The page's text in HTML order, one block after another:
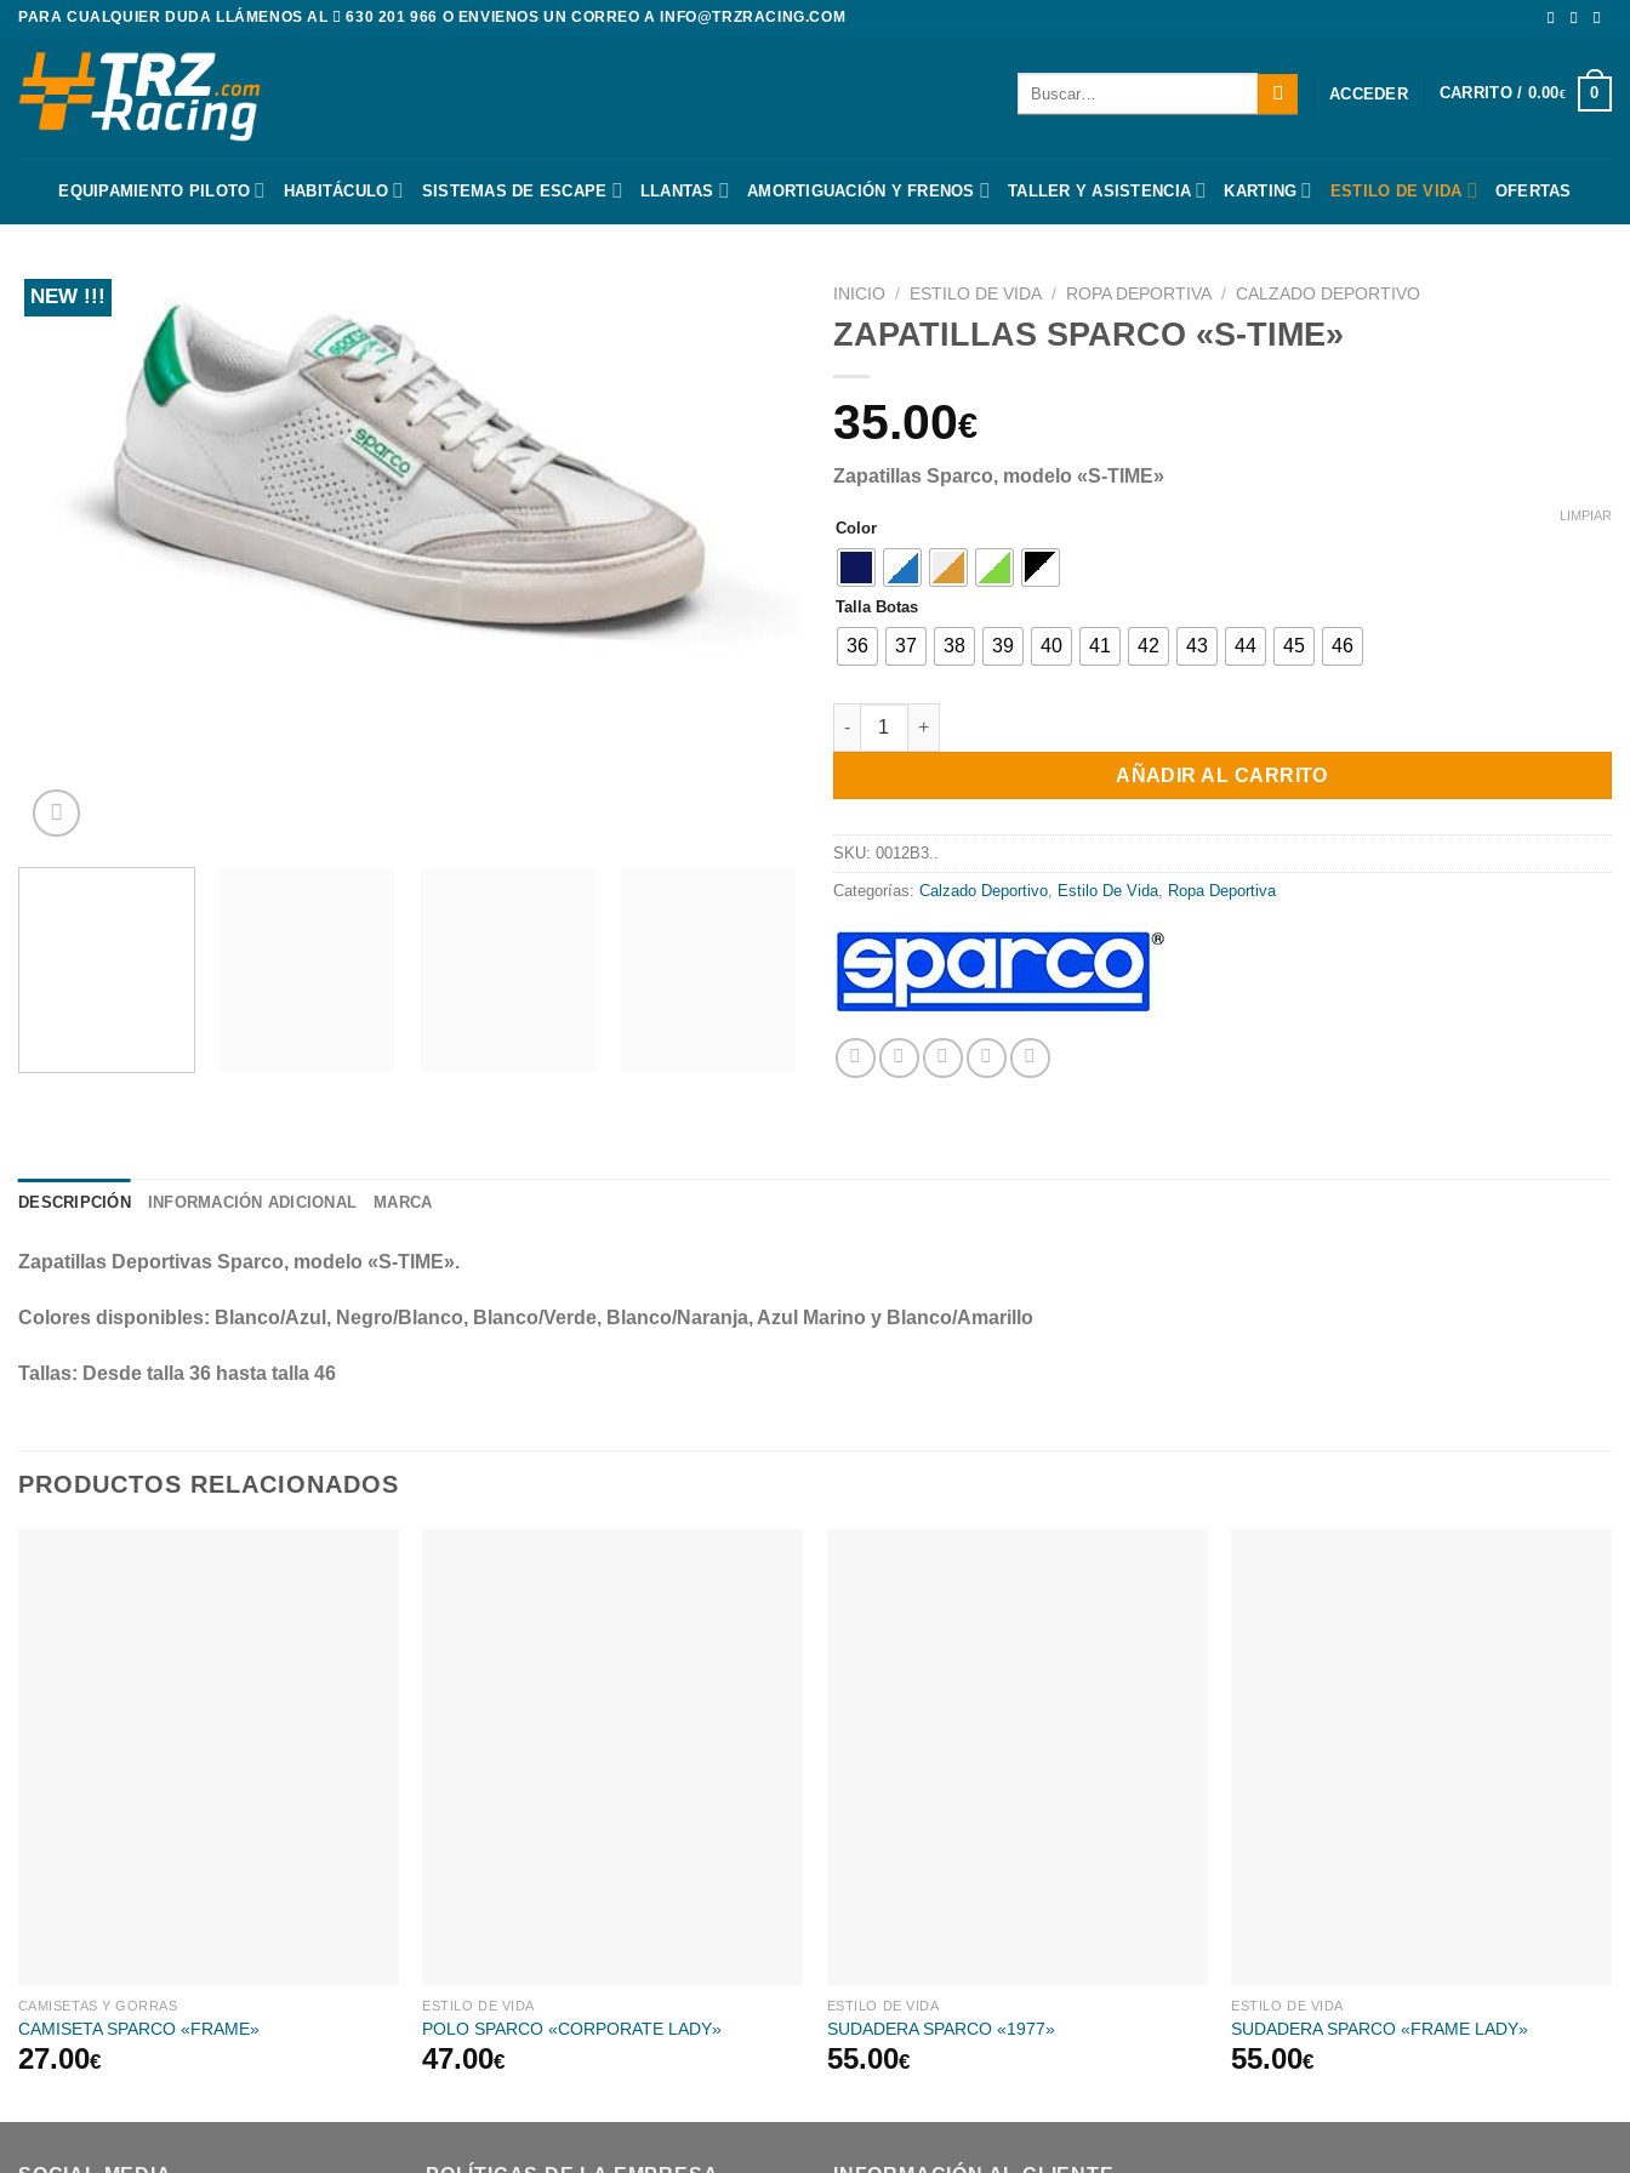
Saltar
contenido
PARA CUALQUIER DUDA LLÁMENOS AL 630 201 966 O ENVIENOS UN CORREO A INFO@TRZRACING.COM
ACCEDER CARRITO / 0.00€ 0
EQUIPAMIENTO PILOTO HABITÁCULO SISTEMAS DE ESCAPE LLANTAS AMORTIGUACIÓN Y FRENOS TALLER Y ASISTENCIA KARTING ESTILO DE VIDA OFERTAS
NEW !!! INICIO / ESTILO DE VIDA / ROPA DEPORTIVA / CALZADO DEPORTIVO
ZAPATILLAS SPARCO «S-TIME»
35.00€
Zapatillas Sparco, modelo «S-TIME»
Color
Talla Botas
36 37 38 39 40 41 42 43 44 45 46
LIMPIAR
ZAPATILLAS SPARCO "S-TIME" cantidad
AÑADIR AL CARRITO
SKU: 0012B3..
Categorías: Calzado Deportivo Estilo De Vida Ropa Deportiva
DESCRIPCIÓN INFORMACIÓN ADICIONAL MARCA
Zapatillas Deportivas Sparco, modelo «S-TIME».
Colores disponibles: Blanco/Azul, Negro/Blanco, Blanco/Verde, Blanco/Naranja, Azul Marino y Blanco/Amarillo
Tallas: Desde talla 36 hasta talla 46
PRODUCTOS RELACIONADOS
CAMISETAS Y GORRAS
CAMISETA SPARCO «FRAME»
27.00€
ESTILO DE VIDA
POLO SPARCO «CORPORATE LADY»
47.00€
ESTILO DE VIDA
SUDADERA SPARCO «1977»
55.00€
ESTILO DE VIDA
SUDADERA SPARCO «FRAME LADY»
55.00€